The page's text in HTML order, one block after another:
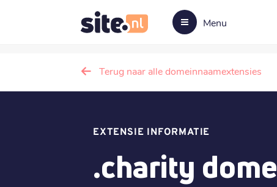
Menu
Terug naar alle domeinnaamextensies
EXTENSIE INFORMATIE
.charity